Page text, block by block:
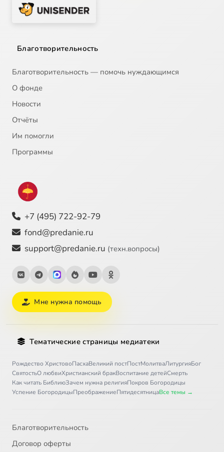
Благотворительность
Благотворительность — помочь нуждающимся
О фонде
Новости
Отчёты
Им помогли
Программы
+7 (495) 722-92-79
fond@predanie.ru
support@predanie.ru (техн.вопросы)
Мне нужна помощь
Тематические страницы медиатеки
Рождество ХристовоПасхаВеликий постПостМолитваЛитургияБог
СвятостьО любвиХристианский бракВоспитание детейСмерть
Как читать БиблиюЗачем нужна религияПокров Богородицы
Успение БогородицыПреображениеПятидесятницаВсе темы →
Благотворительность
Договор оферты